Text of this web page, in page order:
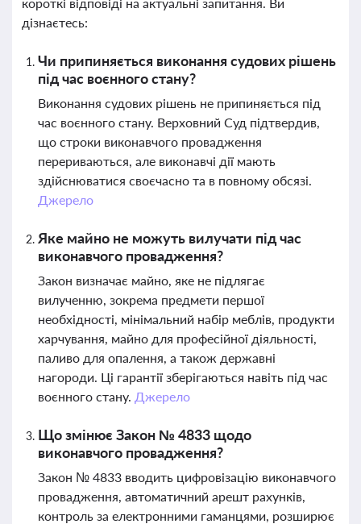
дізнаєтесь:
Чи припиняється виконання судових рішень
під час воєнного стану?
Виконання судових рішень не припиняється під
час воєнного стану. Верховний Суд підтвердив,
що строки виконавчого провадження
перериваються, але виконавчі дії мають
здійснюватися своєчасно та в повному обсязі.
Джерело
Яке майно не можуть вилучати під час
виконавчого провадження?
Закон визначає майно, яке не підлягає
вилученню, зокрема предмети першої
необхідності, мінімальний набір меблів, продукти
харчування, майно для професійної діяльності,
паливо для опалення, а також державні
нагороди. Ці гарантії зберігаються навіть під час
воєнного стану. Джерело
Що змінює Закон № 4833 щодо
виконавчого провадження?
Закон № 4833 вводить цифровізацію виконавчого
провадження, автоматичний арешт рахунків,
контроль за електронними гаманцями, розширює